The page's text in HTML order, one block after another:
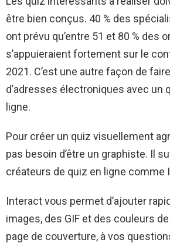
être bien conçus. 40 % des
ont prévu qu’entre 51 et 80 % des
s’appuieraient fortement sur le
2021. C’est une autre façon de
d’adresses électroniques avec un
ligne.
Pour créer un quiz visuellement
pas besoin d’être un graphiste. Il
créateurs de quiz en ligne comme
Interact vous permet d’ajouter
images, des GIF et des couleurs
page de couverture, à vos